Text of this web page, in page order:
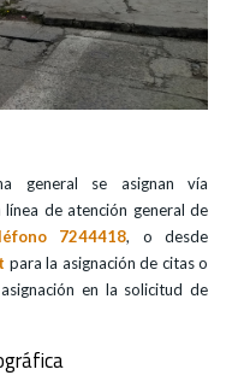
general se asignan vía
de atención general de
7244418, o desde
para la asignación de citas o
en la solicitud de